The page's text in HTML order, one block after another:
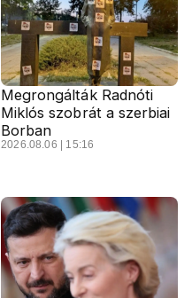
Megrongálták Radnóti
Miklós szobrát a szerbiai
Borban
2026.08.06 | 15:16